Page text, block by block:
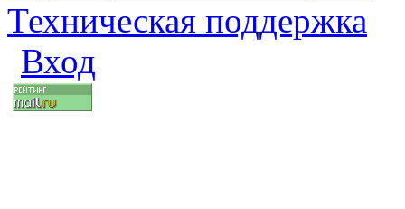
Техническая поддержка
Вход